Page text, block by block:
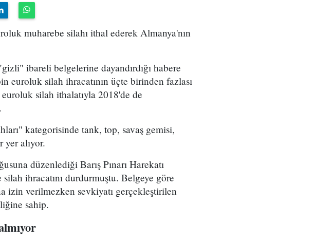
muharebe silahı ithal ederek Almanya'nın
ibareli belgelerine dayandırdığı habere
euroluk silah ihracatının üçte birinden fazlası
silah ithalatıyla 2018'de de
kategorisinde tank, top, savaş gemisi,
yer alıyor.
düzenlediği Barış Pınarı Harekatı
ihracatını durdurmuştu. Belgeye göre
izin verilmezken sevkiyatı gerçekleştirilen
sahip.
ıyor